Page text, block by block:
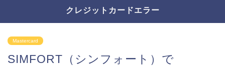
クレジットカードエラー
Mastercard
SIMFORT（シンフォート）で